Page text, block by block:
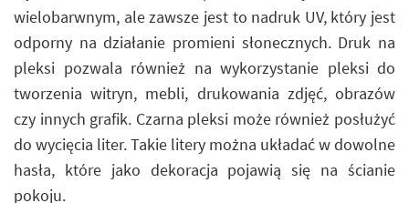
wielobarwnym, ale zawsze jest to nadruk UV, który jest
odporny na działanie promieni słonecznych. Druk na
pleksi pozwala również na wykorzystanie pleksi do
tworzenia witryn, mebli, drukowania zdjęć, obrazów
czy innych grafik. Czarna pleksi może również posłużyć
do wycięcia liter. Takie litery można układać w dowolne
hasła, które jako dekoracja pojawią się na ścianie
pokoju.